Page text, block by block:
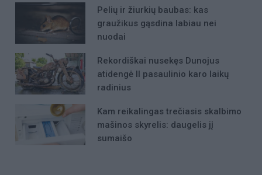
Pelių ir žiurkių baubas: kas
graužikus gąsdina labiau nei
nuodai
Rekordiškai nusekęs Dunojus
atidengė II pasaulinio karo laikų
radinius
Kam reikalingas trečiasis skalbimo
mašinos skyrelis: daugelis jį
sumaišo